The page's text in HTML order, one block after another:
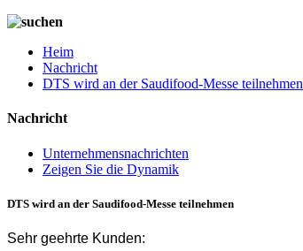
Heim
Nachricht
DTS wird an der Saudifood-Messe teilnehmen
Nachricht
Unternehmensnachrichten
Zeigen Sie die Dynamik
DTS wird an der Saudifood-Messe teilnehmen
Sehr geehrte Kunden: